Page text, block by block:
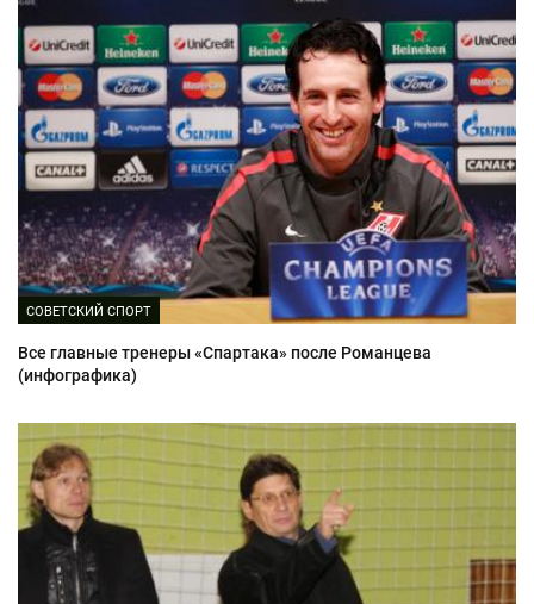
СОВЕТСКИЙ СПОРТ
Все главные тренеры «Спартака» после Романцева
(инфографика)